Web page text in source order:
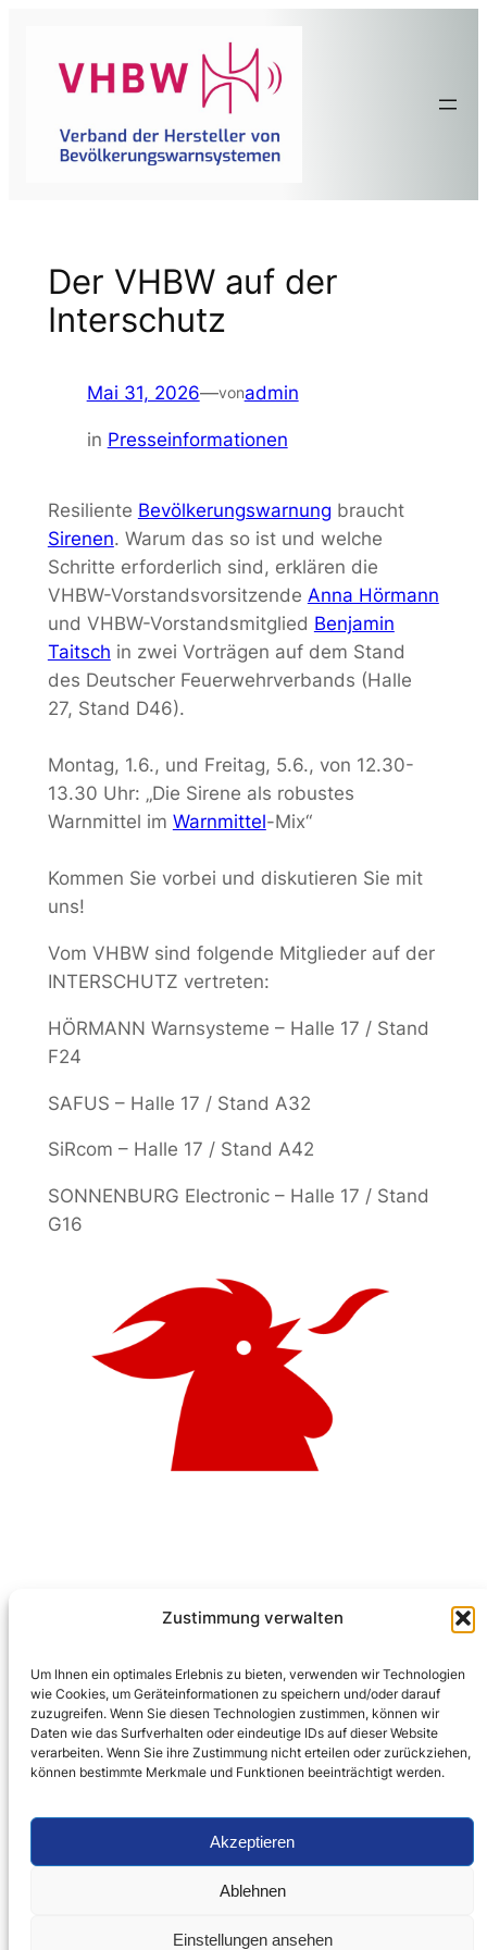
Zustimmung verwalten
Um Ihnen ein optimales Erlebnis zu bieten, verwenden wir Technologien
wie Cookies, um Geräteinformationen zu speichern und/oder darauf
zuzugreifen. Wenn Sie diesen Technologien zustimmen, können wir
Daten wie das Surfverhalten oder eindeutige IDs auf dieser Website
verarbeiten. Wenn Sie ihre Zustimmung nicht erteilen oder zurückziehen,
können bestimmte Merkmale und Funktionen beeinträchtigt werden.
Akzeptieren
Ablehnen
Einstellungen ansehen
springen
Der VHBW auf der
Interschutz
Mai 31, 2026—vonadmin
in Presseinformationen
Resiliente Bevölkerungswarnung braucht
Sirenen. Warum das so ist und welche
Schritte erforderlich sind, erklären die
VHBW-Vorstandsvorsitzende Anna Hörmann
und VHBW-Vorstandsmitglied Benjamin
Taitsch in zwei Vorträgen auf dem Stand
des Deutscher Feuerwehrverbands (Halle
27, Stand D46).
Montag, 1.6., und Freitag, 5.6., von 12.30-
13.30 Uhr: „Die Sirene als robustes
Warnmittel im Warnmittel-Mix“
Kommen Sie vorbei und diskutieren Sie mit
uns!
Vom VHBW sind folgende Mitglieder auf der
INTERSCHUTZ vertreten:
HÖRMANN Warnsysteme – Halle 17 / Stand
F24
SAFUS – Halle 17 / Stand A32
SiRcom – Halle 17 / Stand A42
SONNENBURG Electronic – Halle 17 / Stand
G16
← Vorherige:Flyer: Der Weg zum
kommunalen Sirenensystem
Datenschutzerklärung